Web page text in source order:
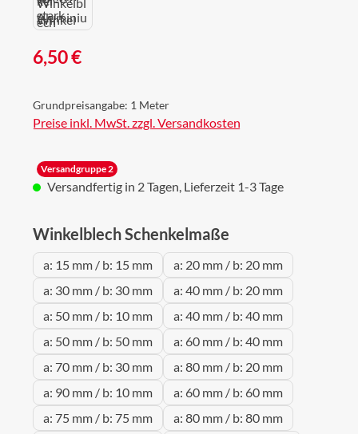
Regulärer Preis:
6,50 €
Grundpreisangabe: 1 Meter
Preise inkl. MwSt. zzgl. Versandkosten
Versandgruppe 2
Versandfertig in 2 Tagen, Lieferzeit 1-3 Tage
Winkelblech Schenkelmaße
a: 15 mm / b: 15 mm
a: 20 mm / b: 20 mm
a: 30 mm / b: 30 mm
a: 40 mm / b: 20 mm
a: 50 mm / b: 10 mm
a: 40 mm / b: 40 mm
a: 50 mm / b: 50 mm
a: 60 mm / b: 40 mm
a: 70 mm / b: 30 mm
a: 80 mm / b: 20 mm
a: 90 mm / b: 10 mm
a: 60 mm / b: 60 mm
a: 75 mm / b: 75 mm
a: 80 mm / b: 80 mm